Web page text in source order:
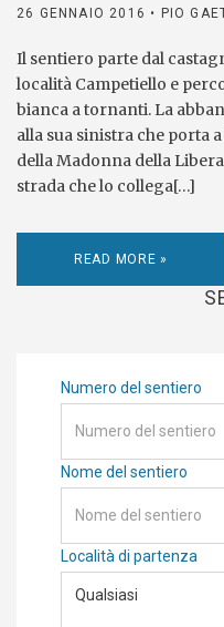
26 GENNAIO 2016 • PIO
Il sentiero parte dal
località Campetiello e
bianca a tornanti. La
alla sua sinistra che porta
della Madonna della
strada che lo collega[…]
READ MORE »
Numero del sentiero
Nome del sentiero
Località di partenza
Qualsiasi